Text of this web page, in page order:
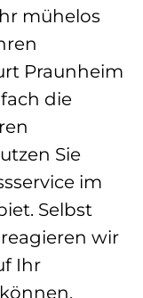
mühelos
Praunheim
die
Sie
im
Selbst
wir
Ihr